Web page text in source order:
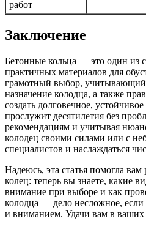
работ
Заключение
Бетонные кольца — это один из
практичных материалов для
грамотный выбор, учитывающий
назначение колодца, а также
создать долговечное,
прослужит десятилетия без
рекомендациям и учитывая
колодец своими силами или с
специалистов и наслаждаться
Надеюсь, эта статья помогла вам
колец: теперь вы знаете, какие
внимание при выборе и как
колодца — дело несложное,
и вниманием. Удачи вам в ваших